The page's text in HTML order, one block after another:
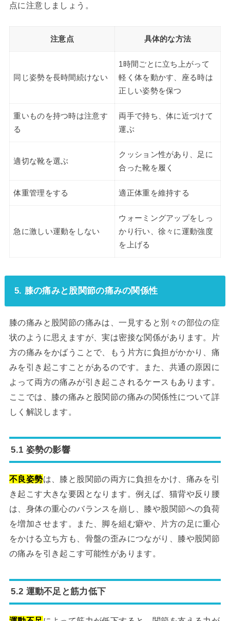
点に注意しましょう。
注意点 具体的な方法
同じ姿勢を長時間続けない
1時間ごとに立ち上がって
軽く体を動かす、座る時は
正しい姿勢を保つ
重いものを持つ時は注意す
る
両手で持ち、体に近づけて
運ぶ
適切な靴を選ぶ
クッション性があり、足に
合った靴を履く
体重管理をする 適正体重を維持する
急に激しい運動をしない
ウォーミングアップをしっ
かり行い、徐々に運動強度
を上げる
5. 膝の痛みと股関節の痛みの関係性
膝の痛みと股関節の痛みは、一見すると別々の部位の症
状のように思えますが、実は密接な関係があります。片
方の痛みをかばうことで、もう片方に負担がかかり、痛
みを引き起こすことがあるのです。また、共通の原因に
よって両方の痛みが引き起こされるケースもあります。
ここでは、膝の痛みと股関節の痛みの関係性について詳
しく解説します。
5.1 姿勢の影響
不良姿勢は、膝と股関節の両方に負担をかけ、痛みを引
き起こす大きな要因となります。例えば、猫背や反り腰
は、身体の重心のバランスを崩し、膝や股関節への負荷
を増加させます。また、脚を組む癖や、片方の足に重心
をかける立ち方も、骨盤の歪みにつながり、膝や股関節
の痛みを引き起こす可能性があります。
5.2 運動不足と筋力低下